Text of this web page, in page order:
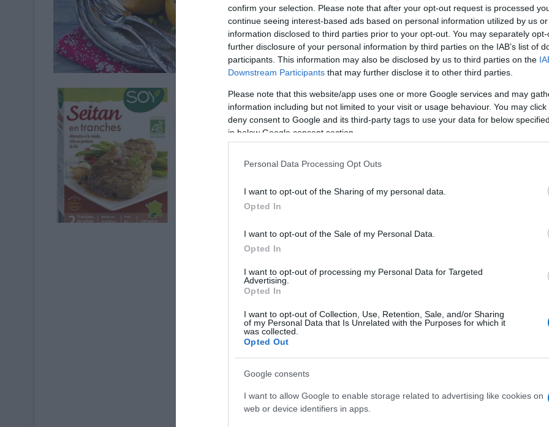
confirm your selection. Please note that after your opt-out request is processed
continue seeing interest-based ads based on personal information utilized by us
information disclosed to third parties prior to your opt-out. You may separately
further disclosure of your personal information by third parties on the IAB’s list of
participants. This information may also be disclosed by us to third parties on the
Downstream Participants that may further disclose it to other third parties.
Please note that this website/app uses one or more Google services and may
information including but not limited to your visit or usage behaviour. You may
deny consent to Google and its third-party tags to use your data for below
in below Google consent section.
Personal Data Processing Opt Outs
I want to opt-out of the Sharing of my personal data.
Opted In
I want to opt-out of the Sale of my Personal Data.
Opted In
I want to opt-out of processing my Personal Data for Targeted
Advertising.
Opted In
I want to opt-out of Collection, Use, Retention, Sale, and/or Sharing
of my Personal Data that Is Unrelated with the Purposes for which it
was collected.
Opted Out
Google consents
I want to allow Google to enable storage related to advertising like cookies on
web or device identifiers in apps.
Cuisine Végétarienne
Minutes Temps de Cuisson 45 Minutes …
Lire la suite »
Art de Vivre
8 avril 2014 0 6 289
Soy présente deux alliés minceur
méconnus : le Seitan et le Tofou
Soyeux !
Zoom sur deux alliés minceur encore méconnus : le